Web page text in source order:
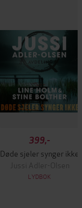
399,-
Døde sjeler synger ikke
Jussi Adler-Olsen
LYDBOK